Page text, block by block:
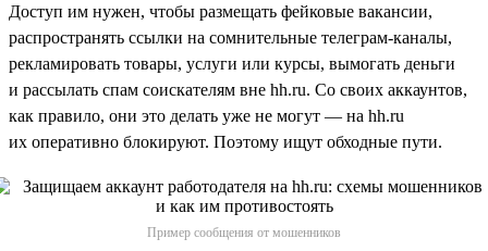
Доступ им нужен, чтобы размещать фейковые вакансии,
распространять ссылки на сомнительные телеграм-каналы,
рекламировать товары, услуги или курсы, вымогать деньги
и рассылать спам соискателям вне hh.ru. Со своих аккаунтов,
как правило, они это делать уже не могут — на hh.ru
их оперативно блокируют. Поэтому ищут обходные пути.
Пример сообщения от мошенников